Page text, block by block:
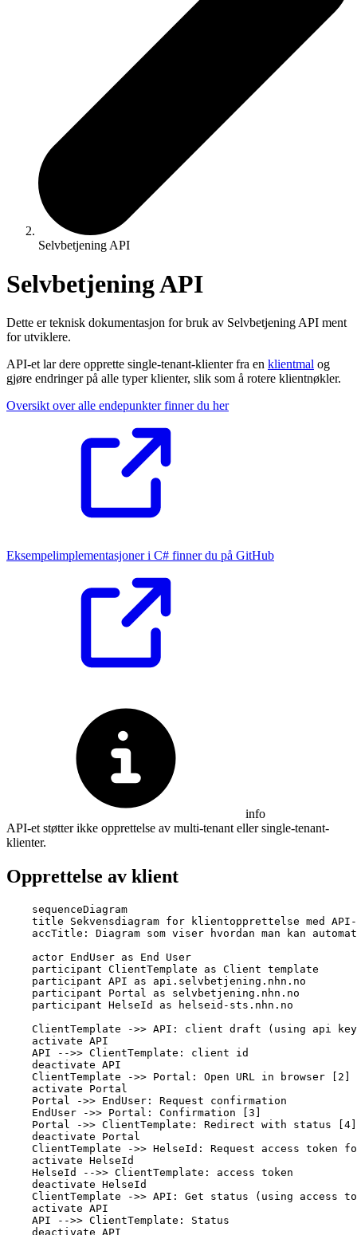
Selvbetjening API
Selvbetjening API
Dette er teknisk dokumentasjon for bruk av Selvbetjening API ment
for utviklere.
API-et lar dere opprette single-tenant-klienter fra en klientmal og
gjøre endringer på alle typer klienter, slik som å rotere klientnøkler.
Oversikt over alle endepunkter finner du her
Eksempelimplementasjoner i C# finner du på GitHub
info
API-et støtter ikke opprettelse av multi-tenant eller single-tenant-
klienter.
Opprettelse av klient
    sequenceDiagram
title Sekvensdiagram for klientopprettelse med
accTitle: Diagram som viser hvordan man kan
    actor EndUser as End User
    participant ClientTemplate as Client template
    participant API as api.selvbetjening.nhn.no
    participant Portal as selvbetjening.nhn.no
    participant HelseId as helseid-sts.nhn.no
ClientTemplate ->> API: client draft (using api
    activate API
    API -->> ClientTemplate: client id
    deactivate API
    ClientTemplate ->> Portal: Open URL in browser [2]
    activate Portal
    Portal ->> EndUser: Request confirmation
    EndUser ->> Portal: Confirmation [3]
    Portal ->> ClientTemplate: Redirect with status [4]
    deactivate Portal
ClientTemplate ->> HelseId: Request access token
    activate HelseId
    HelseId -->> ClientTemplate: access token
    deactivate HelseId
ClientTemplate ->> API: Get status (using access
    activate API
    API -->> ClientTemplate: Status